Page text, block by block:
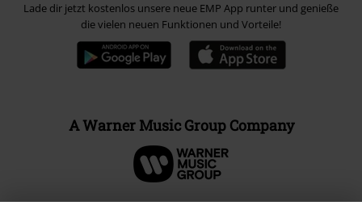
Lade dir jetzt kostenlos unsere neue EMP App runter und genieße
die vielen neuen Funktionen und Vorteile!
A Warner Music Group Company